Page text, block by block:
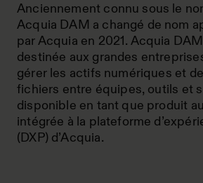
Anciennement connu sous le
Acquia DAM a changé de nom
par Acquia en 2021. Acquia
destinée aux grandes
gérer les actifs numériques et
fichiers entre équipes, outils et
disponible en tant que produit
intégrée à la plateforme
(DXP) d’Acquia.